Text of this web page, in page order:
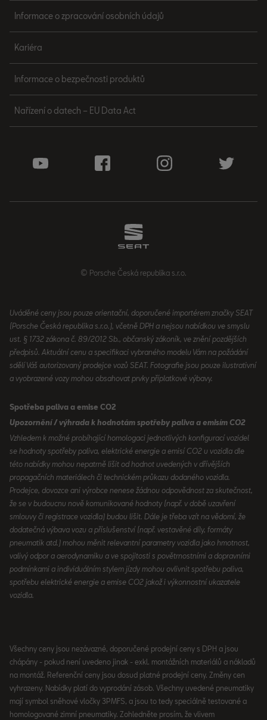
Informace o zpracování osobních údajů
Kariéra
Informace o bezpečnosti produktů
Nařízení o datech – EU Data Act
© Porsche Česká republika s.r.o.
Uváděné ceny jsou pouze orientační, doporučené importérem značky SEAT
(Porsche Česká republika s.r.o.), včetně DPH a nejsou nabídkou ve smyslu
ust. § 1732 zákona č. 89/2012 Sb., občanský zákoník, ve znění pozdějších
předpisů. Aktuální cenu a specifikaci vybraného modelu Vám na požádání
sdělí Váš autorizovaný prodejce vozů SEAT. Fotografie jsou pouze ilustrativní
a vyobrazené vozy mohou obsahovat prvky příplatkové výbavy.
Spotřeba paliva a emise CO2
Upozornění / výhrada k hodnotám spotřeby paliva a emisím CO2
Vzhledem k možné probíhající homologaci jednotlivých konfigurací vozidel
se hodnoty spotřeby paliva, elektrické energie a emisí CO2 u vozidla dle
této nabídky mohou nepatrně lišit od hodnot uvedených v dřívějších
propagačních materiálech či technickém průkazu dodaného vozidla.
Prodejce, dovozce ani výrobce nenese žádnou odpovědnost za skutečnost,
že se v budoucnu nově komunikované hodnoty (např. v době uzavření
smlouvy či registrace vozidla) budou lišit. Dále je třeba vzít na vědomí, že
dodatečná výbava vozu a příslušenství (např. vestavěné díly, formáty
pneumatik atd.) mohou měnit relevantní parametry vozidla jako hmotnost,
valivý odpor a aerodynamiku a ve spojitosti s povětrnostními a dopravními
podmínkami a individuálním stylem jízdy mohou ovlivnit spotřebu paliva,
spotřebu elektrické energie a emise CO2 jakož i výkonnostní ukazatele
vozidla.
Všechny ceny jsou nezávazné, doporučené prodejní ceny s DPH a jsou
chápány - pokud není uvedeno jinak - exkl. montážních materiálů a nákladů
na montáž. Referenční ceny jsou dosud platné prodejní ceny. Změny cen
vyhrazeny. Nabídky platí do vyprodání zásob. Všechny uvedené pneumatiky
mají symbol sněhové vločky 3PMFS, a jsou to tedy speciálně testované a
homologované zimní pneumatiky. Zohledněte prosím, že vlivem